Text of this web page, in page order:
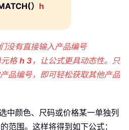
） h
没有直接输入产品编号
格h 3 ，让公式更具动态性。只
品编号，即可轻松获取其他产品
中颜色、尺码或价格某一单独列
的范围。这样将得到如下公式：